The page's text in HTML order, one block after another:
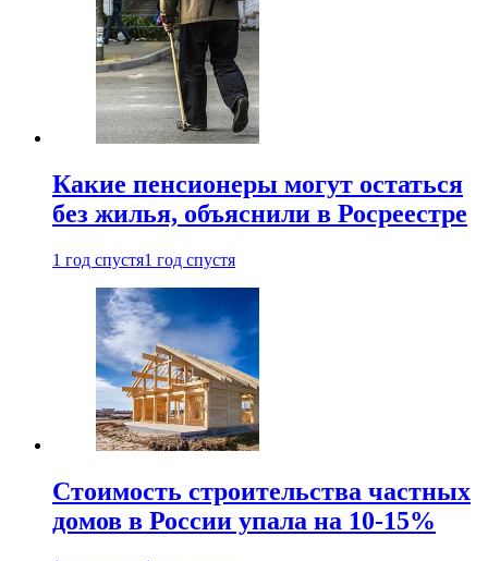
Какие пенсионеры могут остаться
без жилья, объяснили в Росреестре
1 год спустя1 год спустя
Стоимость строительства частных
домов в России упала на 10-15%